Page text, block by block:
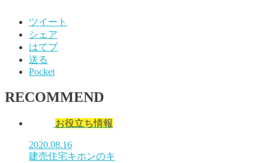
ツイート
シェア
はてブ
送る
Pocket
RECOMMEND
お役立ち情報
2020.08.16
建売住宅キホンのキ